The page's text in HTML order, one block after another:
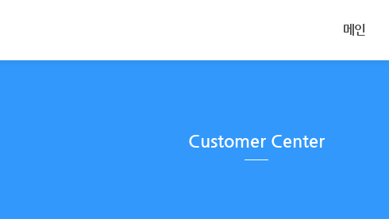
메인
Customer Center